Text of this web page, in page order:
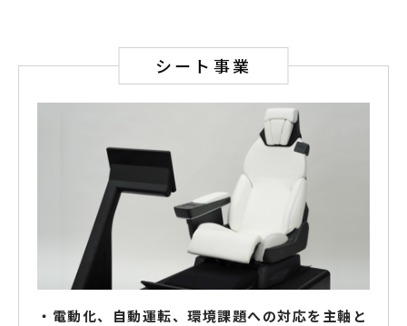
シート事業
・電動化、自動運転、環境課題への対応を主軸と